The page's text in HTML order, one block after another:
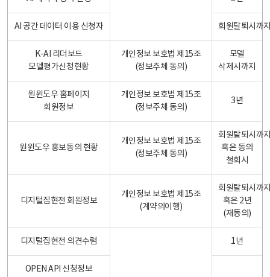
AI 공간 데이터 이용 신청자 회원탈퇴시까
K-AI 리더보드
모델평가신청현황
개인정보 보호법 제15조
(정보주체 동의)
모델
삭제시까지
원윈도우 홈페이지
회원정보
개인정보 보호법 제15조
(정보주체 동의)
3년
원윈도우 홍보동의 현황
개인정보 보호법 제15조
(정보주체 동의)
회원탈퇴시까
혹은 동의
철회시
디지털집현전 회원정보
개인정보 보호법 제15조
(계약의이행)
회원탈퇴시까
혹은 2년
(재동의)
디지털집현전 의견수렴 1년
OPEN API 신청정보